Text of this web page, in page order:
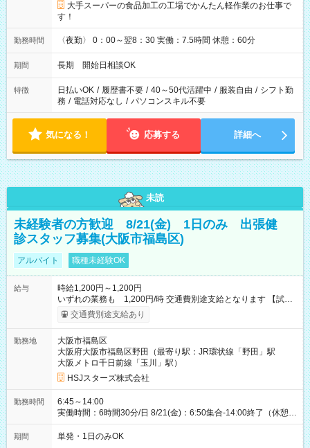
大手スーパーの食品加工の工場でかんたん軽作業のお仕事で
す！
勤務時間 〈夜勤〉 0：00～翌8：30 実働：7.5時間 休憩：60分
期間 長期 開始日相談OK
特徴 日払いOK / 履歴書不要 / 40～50代活躍中 / 服装自由 / シフト勤
務 / 電話対応なし / パソコンスキル不要
気になる！ 応募する 詳細へ
未読
未経験者の方歓迎 8/21(金) 1日のみ 出張健
診スタッフ募集(大阪市福島区)
アルバイト 職種未経験OK
給与
時給1,200円～1,200円
いずれの業務も 1,200円/時 交通費別途支給となります 【試用
期間】試用期間なし
交通費別途支給あり
勤務地
大阪市福島区
大阪府大阪市福島区野田（最寄り駅：JR環状線「野田」駅
大阪メトロ千日前線「玉川」駅）
HSJスターズ株式会社
勤務時間
6:45～14:00
実働時間：6時間30分/日 8/21(金)：6:50集合-14:00終了（休憩
45分)
期間 単発・1日のみOK